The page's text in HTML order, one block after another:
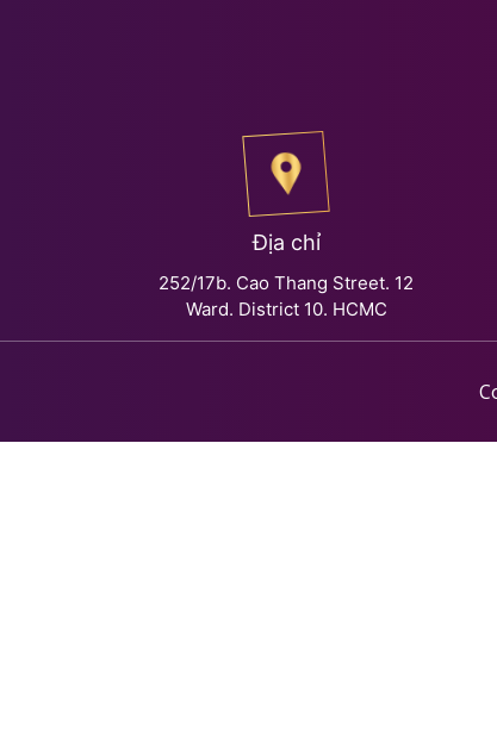
Địa chỉ
252/17b. Cao Thang Street. 12
Ward. District 10. HCMC